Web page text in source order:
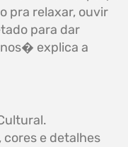
pra relaxar, ouvir
para dar
explica a
e detalhes